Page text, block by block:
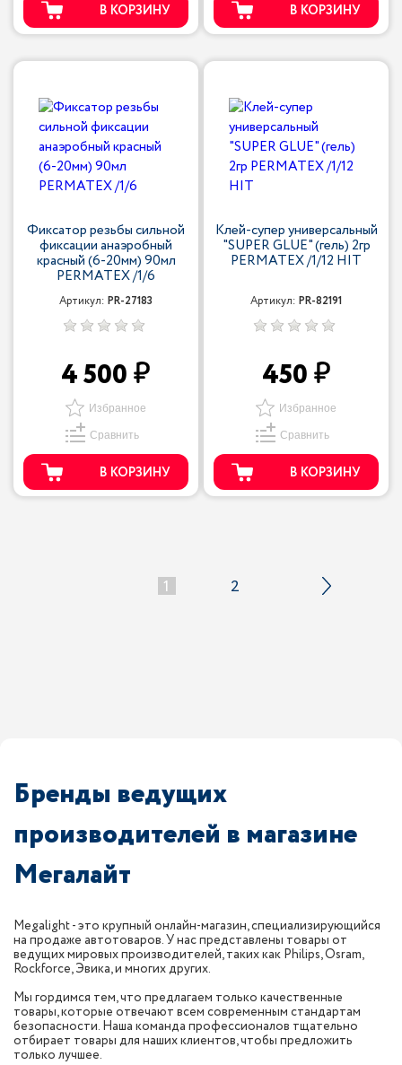
В КОРЗИНУ В КОРЗИНУ
Фиксатор резьбы сильной
фиксации анаэробный
красный (6-20мм) 90мл
PERMATEX /1/6
Артикул: PR-27183
4 500
Избранное
Сравнить
В КОРЗИНУ
Клей-супер универсальный
"SUPER GLUE" (гель) 2гр
PERMATEX /1/12 HIT
Артикул: PR-82191
450
Избранное
Сравнить
В КОРЗИНУ
1 2
Бренды ведущих
производителей в магазине
Мегалайт
Megalight - это крупный онлайн-магазин, специализирующийся
на продаже автотоваров. У нас представлены товары от
ведущих мировых производителей, таких как Philips, Osram,
Rockforce, Эвика, и многих других.
Мы гордимся тем, что предлагаем только качественные
товары, которые отвечают всем современным стандартам
безопасности. Наша команда профессионалов тщательно
отбирает товары для наших клиентов, чтобы предложить
только лучшее.